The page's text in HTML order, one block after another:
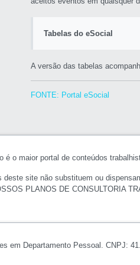
Tabelas do eSocial
A versão das tabelas
FONTE: Portal eSocial
é o maior portal de conteúdos
deste site não substituem ou
PLANOS DE CONSULTORIA
em Departamento Pessoal. CNPJ: